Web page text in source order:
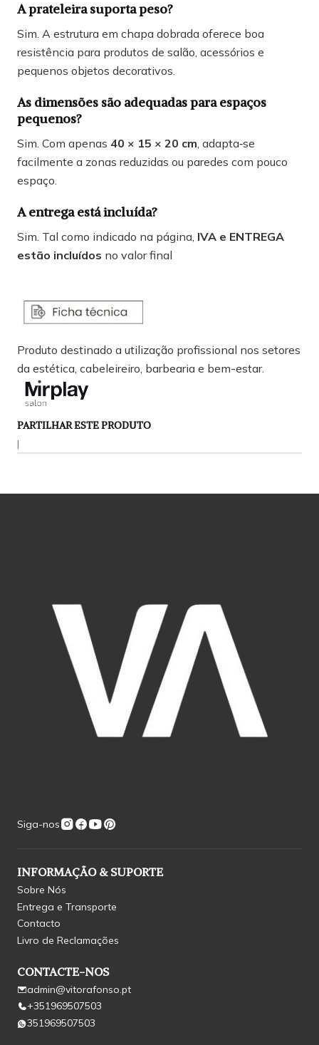
A prateleira suporta peso?
Sim. A estrutura em chapa dobrada oferece boa
resistência para produtos de salão, acessórios e
pequenos objetos decorativos.
As dimensões são adequadas para espaços
pequenos?
Sim. Com apenas 40 × 15 × 20 cm, adapta‑se
facilmente a zonas reduzidas ou paredes com pouco
espaço.
A entrega está incluída?
Sim. Tal como indicado na página, IVA e ENTREGA
estão incluídos no valor final
Produto destinado a utilização profissional nos setores
da estética, cabeleireiro, barbearia e bem-estar.
PARTILHAR ESTE PRODUTO
|
Siga-nos
INFORMAÇÃO & SUPORTE
Sobre Nós
Entrega e Transporte
Contacto
Livro de Reclamações
CONTACTE-NOS
admin@vitorafonso.pt
+351969507503
351969507503